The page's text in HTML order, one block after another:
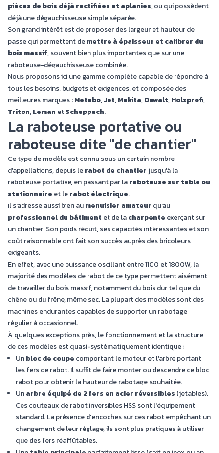
pièces de bois déjà rectifiées et aplanies, ou qui possèdent
déjà une dégauchisseuse simple séparée.
Son grand intérêt est de proposer des largeur et hauteur de
passe qui permettent demettre à épaisseur et calibrer du
bois massif, souvent bien plus importantes que sur une
raboteuse-dégauchisseuse combinée.
Nous proposons ici une gamme complète capable de répondre à
tous les besoins, budgets et exigences, et composée des
meilleures marques :Metabo,Jet,Makita,Dewalt,Holzprofi,
Triton,Leman etScheppach.
La raboteuse portative ou
raboteuse dite "de chantier"
Ce type de modèle est connu sous un certain nombre
d'appellations, depuis lerabot de chantier jusqu'à la
raboteuse portative, en passant par laraboteuse sur table ou
stationnaire et lerabot électrique.
Il s'adresse aussi bien aumenuisier amateur qu'au
professionnel du bâtiment et de lacharpente exerçant sur
un chantier. Son poids réduit, ses capacités intéressantes et son
coût raisonnable ont fait son succès auprès des bricoleurs
exigeants.
En effet, avec une puissance oscillant entre 1100 et 1800W, la
majorité des modèles de rabot de ce type permettent aisément
de travailler du bois massif, notamment du bois dur tel que du
chêne ou du frêne, même sec. La plupart des modèles sont des
machines endurantes capables de supporter un rabotage
régulier à occasionnel.
À quelques exceptions près, le fonctionnement et la structure
de ces modèles est quasi-systématiquement identique :
Unbloc de coupe comportant le moteur et l'arbre portant
les fers de rabot. Il suffit de faire monter ou descendre ce bloc
rabot pour obtenir la hauteur de rabotage souhaitée.
Unarbre équipé de 2 fers en acier réversibles (jetables).
Ces couteaux de rabot inversibles HSS sont l'équipement
standard. La présence d'encoches sur ces rabot empêchant un
changement de leur réglage, ils sont plus pratiques à utiliser
que des fers réaffûtables.